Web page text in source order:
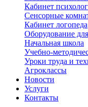
Кабинет
Сенсорные
Кабинет логопеда
Оборудование
Начальная школа
Учебно-
Уроки труда и
Агроклассы
Новости
Услуги
Контакты